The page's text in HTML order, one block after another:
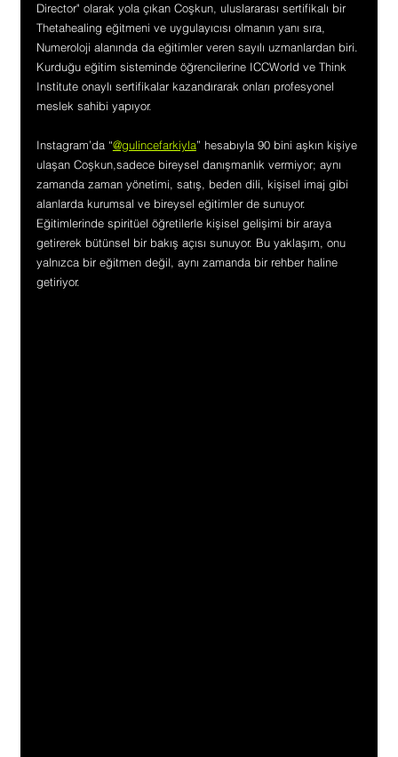
Director" olarak yola çıkan Coşkun, uluslararası sertifikalı bir
Thetahealing eğitmeni ve uygulayıcısı olmanın yanı sıra,
Numeroloji alanında da eğitimler veren sayılı uzmanlardan biri.
Kurduğu eğitim sisteminde öğrencilerine ICCWorld ve Think
Institute onaylı sertifikalar kazandırarak onları profesyonel
meslek sahibi yapıyor.
Instagram’da “@gulincefarkiyla” hesabıyla 90 bini aşkın kişiye
ulaşan Coşkun,sadece bireysel danışmanlık vermiyor; aynı
zamanda zaman yönetimi, satış, beden dili, kişisel imaj gibi
alanlarda kurumsal ve bireysel eğitimler de sunuyor.
Eğitimlerinde spiritüel öğretilerle kişisel gelişimi bir araya
getirerek bütünsel bir bakış açısı sunuyor. Bu yaklaşım, onu
yalnızca bir eğitmen değil, aynı zamanda bir rehber haline
getiriyor.